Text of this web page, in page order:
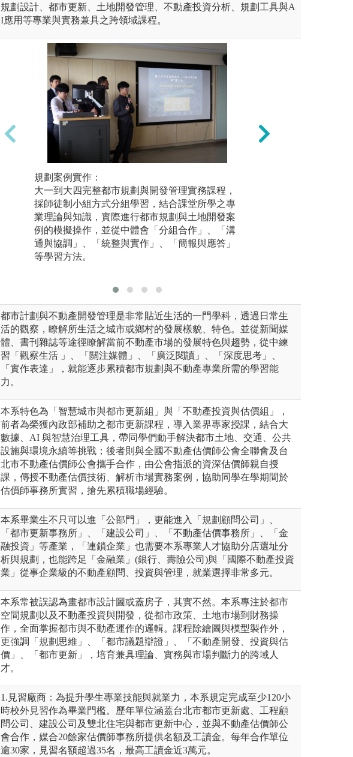
規劃設計、都市更新、土地開發管理、不動產投資分析、規劃工具與A
I應用等專業與實務兼具之跨領域課程。
◆模型實作：
藉由3D的模型製作掌握城市建物、街道、廣場等
各類建物和空間的尺度關係，並學習比例尺的概
規劃案例實作：
大一到大四完整都市規劃與開發管理實務課程，
採師徒制小組方式分組學習，結合課堂所學之專
業理論與知識，實際進行都市規劃與土地開發案
例的模擬操作，並從中體會「分組合作」、「溝
通與協調」、「統整與實作」、「簡報與應答」
等學習方法。
都市計劃與不動產開發管理是非常貼近生活的一門學科，透過日常生
活的觀察，瞭解所生活之城市或鄉村的發展樣貌、特色。並從新聞媒
體、書刊雜誌等途徑瞭解當前不動產市場的發展特色與趨勢，從中練
習「觀察生活 」、「關注媒體」、「廣泛閱讀」、「深度思考」、
「實作表達」，就能逐步累積都市規劃與不動產專業所需的學習能
力。
本系特色為「智慧城市與都市更新組」與「不動產投資與估價組」，
前者為榮獲內政部補助之都市更新課程，導入業界專家授課，結合大
數據、AI 與智慧治理工具，帶同學們動手解決都市土地、交通、公共
設施與環境永續等挑戰；後者則與全國不動產估價師公會全聯會及台
北市不動產估價師公會攜手合作，由公會指派的資深估價師親自授
課，傳授不動產估價技術、解析市場實務案例，協助同學在學期間於
估價師事務所實習，搶先累積職場經驗。
本系畢業生不只可以進「公部門」，更能進入「規劃顧問公司」、
「都市更新事務所」、「建設公司」、「不動產估價事務所」、「金
融投資」等產業，「連鎖企業」也需要本系專業人才協助分店選址分
析與規劃，也能跨足「金融業」(銀行、壽險公司)與「國際不動產投資
業」從事企業級的不動產顧問、投資與管理，就業選擇非常多元。
本系常被誤認為畫都市設計圖或蓋房子，其實不然。本系專注於都市
空間規劃以及不動產投資與開發，從都市政策、土地市場到財務操
作，全面掌握都市與不動產運作的邏輯。課程除繪圖與模型製作外，
更強調「規劃思維」、「都市議題辯證」、「不動產開發、投資與估
價」、「都市更新」，培育兼具理論、實務與市場判斷力的跨域人
才。
1.見習廠商：為提升學生專業技能與就業力，本系規定完成至少120小
時校外見習作為畢業門檻。歷年單位涵蓋台北市都市更新處、工程顧
問公司、建設公司及雙北住宅與都市更新中心，並與不動產估價師公
會合作，媒合20餘家估價師事務所提供名額及工讀金。每年合作單位
逾30家，見習名額超過35名，最高工讀金近3萬元。